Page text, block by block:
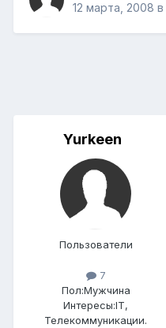
12 марта, 2008 в
Yurkeen
Пользователи
7
Пол:Мужчина
Интересы:IT,
Телекоммуникации.